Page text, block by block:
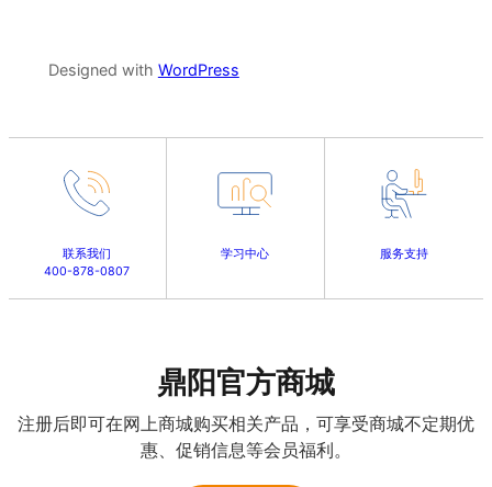
Designed with WordPress
联系我们
400-878-0807
学习中心 服务支持
鼎阳官方商城
注册后即可在网上商城购买相关产品，可享受商城不定期优
惠、促销信息等会员福利。